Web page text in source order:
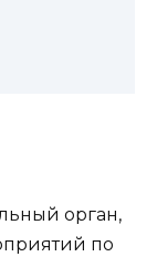
орган,
по